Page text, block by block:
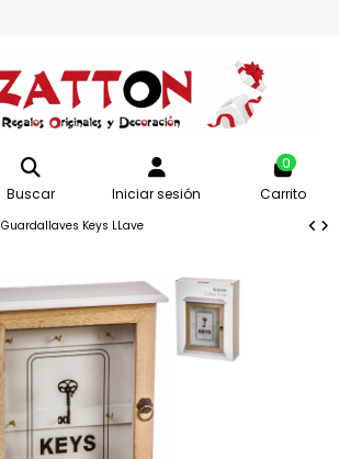
Buscar Iniciar sesión
0
Carrito
Guardallaves Keys LLave